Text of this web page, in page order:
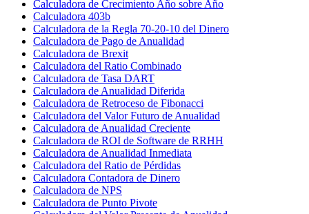
Calculadora de Crecimiento Año sobre Año
Calculadora 403b
Calculadora de la Regla 70-20-10 del Dinero
Calculadora de Pago de Anualidad
Calculadora de Brexit
Calculadora del Ratio Combinado
Calculadora de Tasa DART
Calculadora de Anualidad Diferida
Calculadora de Retroceso de Fibonacci
Calculadora del Valor Futuro de Anualidad
Calculadora de Anualidad Creciente
Calculadora de ROI de Software de RRHH
Calculadora de Anualidad Inmediata
Calculadora del Ratio de Pérdidas
Calculadora Contadora de Dinero
Calculadora de NPS
Calculadora de Punto Pivote